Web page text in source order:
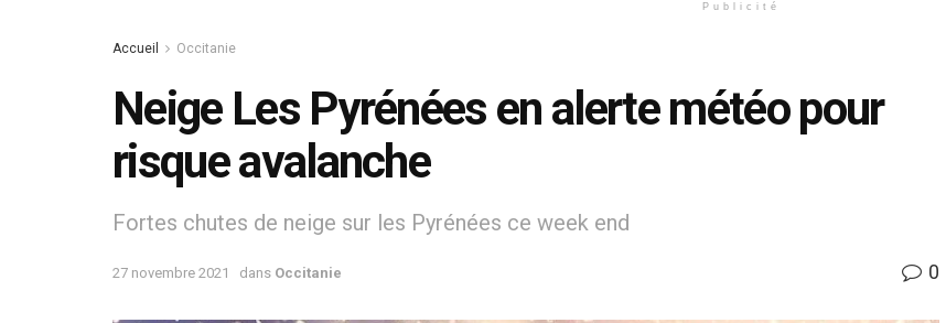
Publicité
Accueil Occitanie
Neige Les Pyrénées en alerte météo pour
risque avalanche
Fortes chutes de neige sur les Pyrénées ce week end
27 novembre 2021 dans Occitanie 0